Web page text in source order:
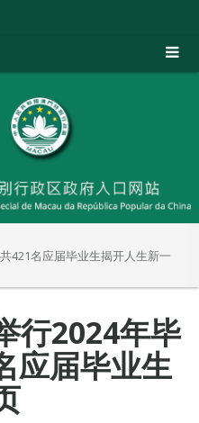
421名应届毕业生揭开人生新一
行2024年毕
应届毕业生